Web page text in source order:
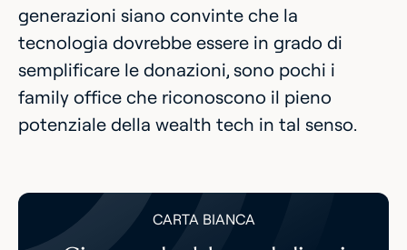
generazioni siano convinte che la
tecnologia dovrebbe essere in grado di
semplificare le donazioni, sono pochi i
family office che riconoscono il pieno
potenziale della wealth tech in tal senso.
CARTA BIANCA